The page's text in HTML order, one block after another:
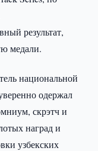
результат,
медали.
национальной
одержал
скрэтч и
наград и
узбекских